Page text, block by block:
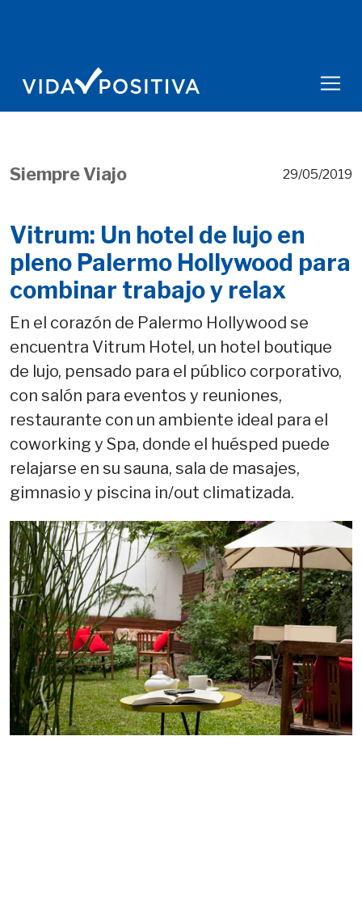
Siempre Viajo 29/05/2019
Vitrum: Un hotel de lujo en
pleno Palermo Hollywood para
combinar trabajo y relax
En el corazón de Palermo Hollywood se
encuentra Vitrum Hotel, un hotel boutique
de lujo, pensado para el público corporativo,
con salón para eventos y reuniones,
restaurante con un ambiente ideal para el
coworking y Spa, donde el huésped puede
relajarse en su sauna, sala de masajes,
gimnasio y piscina in/out climatizada.